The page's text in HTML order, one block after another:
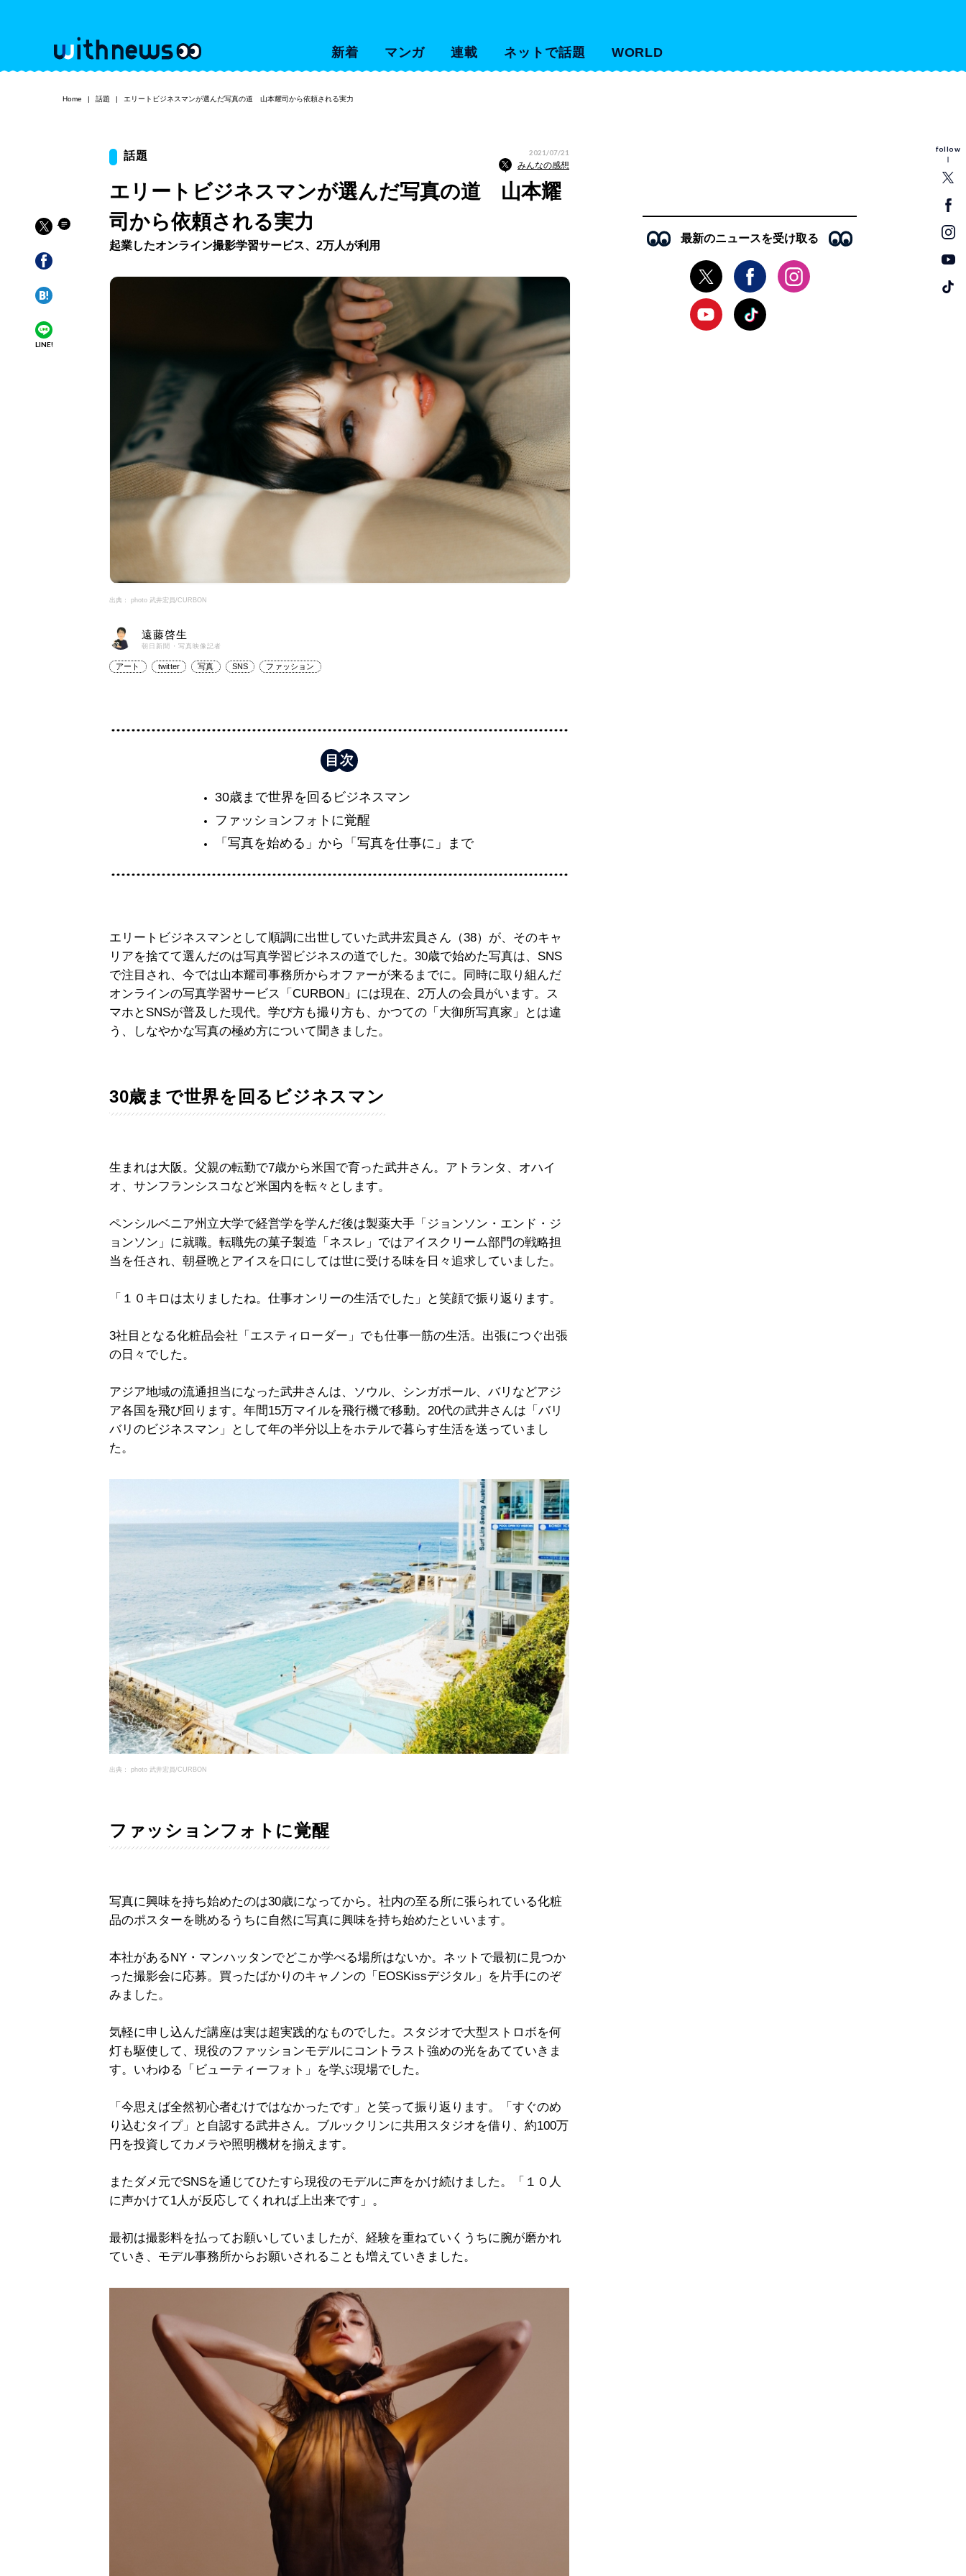
新着 マンガ 連載 ネットで話題 WORLD
follow
Home 話題 エリートビジネスマンが選んだ写真の道 山本耀司から依頼される実力
LINE!
話題 2021/07/21
みんなの感想
エリートビジネスマンが選んだ写真の道 山本耀
司から依頼される実力
起業したオンライン撮影学習サービス、2万人が利用
出典： photo 武井宏員/CURBON
遠藤啓生
朝日新聞・写真映像記者
アート twitter 写真 SNS ファッション
30歳まで世界を回るビジネスマン
ファッションフォトに覚醒
「写真を始める」から「写真を仕事に」まで
エリートビジネスマンとして順調に出世していた武井宏員さん（38）が、そのキャ
リアを捨てて選んだのは写真学習ビジネスの道でした。30歳で始めた写真は、SNS
で注目され、今では山本耀司事務所からオファーが来るまでに。同時に取り組んだ
オンラインの写真学習サービス「CURBON」には現在、2万人の会員がいます。ス
マホとSNSが普及した現代。学び方も撮り方も、かつての「大御所写真家」とは違
う、しなやかな写真の極め方について聞きました。
30歳まで世界を回るビジネスマン
生まれは大阪。父親の転勤で7歳から米国で育った武井さん。アトランタ、オハイ
オ、サンフランシスコなど米国内を転々とします。
ペンシルベニア州立大学で経営学を学んだ後は製薬大手「ジョンソン・エンド・ジ
ョンソン」に就職。転職先の菓子製造「ネスレ」ではアイスクリーム部門の戦略担
当を任され、朝昼晩とアイスを口にしては世に受ける味を日々追求していました。
「１０キロは太りましたね。仕事オンリーの生活でした」と笑顔で振り返ります。
3社目となる化粧品会社「エスティローダー」でも仕事一筋の生活。出張につぐ出張
の日々でした。
アジア地域の流通担当になった武井さんは、ソウル、シンガポール、バリなどアジ
ア各国を飛び回ります。年間15万マイルを飛行機で移動。20代の武井さんは「バリ
バリのビジネスマン」として年の半分以上をホテルで暮らす生活を送っていまし
た。
出典： photo 武井宏員/CURBON
ファッションフォトに覚醒
写真に興味を持ち始めたのは30歳になってから。社内の至る所に張られている化粧
品のポスターを眺めるうちに自然に写真に興味を持ち始めたといいます。
本社があるNY・マンハッタンでどこか学べる場所はないか。ネットで最初に見つか
った撮影会に応募。買ったばかりのキャノンの「EOSKissデジタル」を片手にのぞ
みました。
気軽に申し込んだ講座は実は超実践的なものでした。スタジオで大型ストロボを何
灯も駆使して、現役のファッションモデルにコントラスト強めの光をあてていきま
す。いわゆる「ビューティーフォト」を学ぶ現場でした。
「今思えば全然初心者むけではなかったです」と笑って振り返ります。「すぐのめ
り込むタイプ」と自認する武井さん。ブルックリンに共用スタジオを借り、約100万
円を投資してカメラや照明機材を揃えます。
またダメ元でSNSを通じてひたすら現役のモデルに声をかけ続けました。「１０人
に声かけて1人が反応してくれれば上出来です」。
最初は撮影料を払ってお願いしていましたが、経験を重ねていくうちに腕が磨かれ
ていき、モデル事務所からお願いされることも増えていきました。
最新のニュースを受け取る